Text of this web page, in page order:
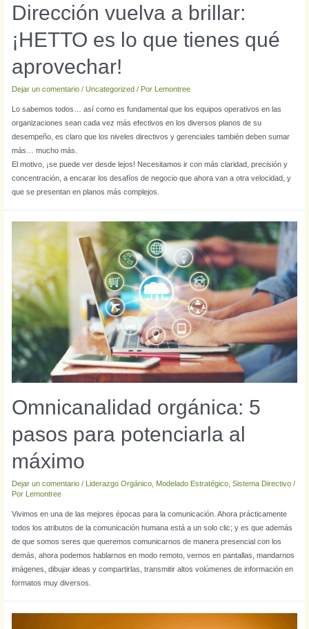
Dirección vuelva a brillar:
¡HETTO es lo que tienes qué
aprovechar!
Dejar un comentario / Uncategorized/ Por Lemontree
Lo sabemos todos… así como es fundamental que los equipos operativos en las
organizaciones sean cada vez más efectivos en los diversos planos de su
desempeño, es claro que los niveles directivos y gerenciales también deben sumar
más… mucho más.
El motivo, ¡se puede ver desde lejos! Necesitamos ir con más claridad, precisión y
concentración, a encarar los desafíos de negocio que ahora van a otra velocidad, y
que se presentan en planos más complejos.
Omnicanalidad orgánica: 5
pasos para potenciarla al
máximo
Dejar un comentario / Liderazgo Orgánico, Modelado Estratégico, Sistema Directivo/
Por Lemontree
Vivimos en una de las mejores épocas para la comunicación. Ahora prácticamente
todos los atributos de la comunicación humana está a un solo clic; y es que además
de que somos seres que queremos comunicarnos de manera presencial con los
demás, ahora podemos hablarnos en modo remoto, vernos en pantallas, mandarnos
imágenes, dibujar ideas y compartirlas, transmitir altos volúmenes de información en
formatos muy diversos.